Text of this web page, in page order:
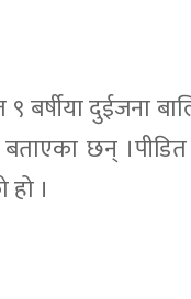
बर्षीया दुईजना
छन् ।पीडित
।